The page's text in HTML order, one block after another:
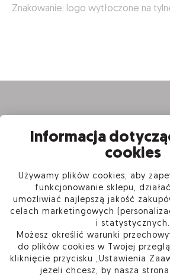
Znakowanie: logo wytłoczone na
INFORMACJE
PRODUKTY
O FIRMIE
Informacja
cookies
Używamy plików cookies, aby
funkcjonowanie sklepu,
umożliwiać najlepszą jakość
celach marketingowych
i statystycznych.
Możesz określić warunki
do plików cookies w Twojej
kliknięcie przycisku „Ustawienia
jeżeli chcesz, by nasza